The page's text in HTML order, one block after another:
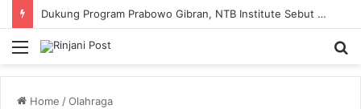
Dukung Program Prabowo Gibran, NTB Institute Sebut MBG dan Kopdes Solusi Percepatan Pembangunan Daerah 3T
Menu
Home /Olahraga